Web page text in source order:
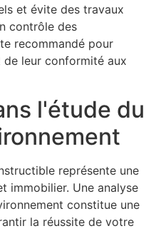
et évite des travaux
contrôle des
recommandé pour
leur conformité aux
l'étude du
représente une
immobilier. Une analyse
constitue une
la réussite de votre